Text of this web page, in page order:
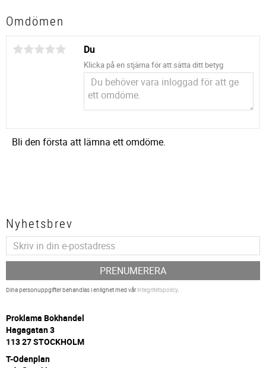
Omdömen
Du
Klicka på en stjärna för att sätta ditt betyg
Bli den första att lämna ett omdöme.
Nyhetsbrev
PRENUMERERA
Dina personuppgifter behandlas i enlighet med vårintegritetspolicy.
Proklama Bokhandel
Hagagatan 3
113 27 STOCKHOLM
T-Odenplan